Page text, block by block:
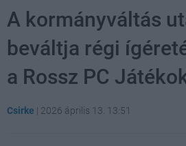
A kormányváltás
beváltja régi
a Rossz PC
Csirke | 2026 április 13. 13:51